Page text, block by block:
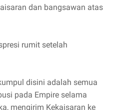
dan bangsawan atas
rumit setelah
disini adalah semua
pada Empire selama
mengirim Kekaisaran ke